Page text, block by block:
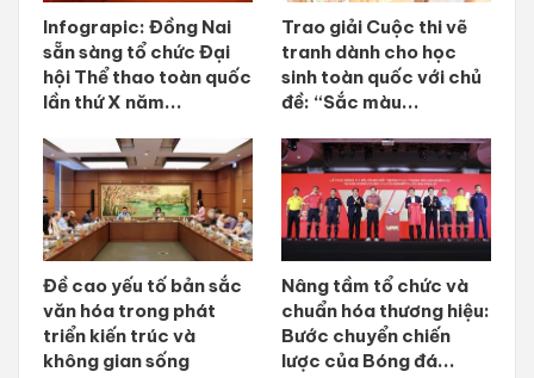
Infograpic: Đồng Nai
sẵn sàng tổ chức Đại
hội Thể thao toàn quốc
lần thứ X năm...
Trao giải Cuộc thi vẽ
tranh dành cho học
sinh toàn quốc với chủ
đề: “Sắc màu...
Đề cao yếu tố bản sắc
văn hóa trong phát
triển kiến trúc và
không gian sống
Nâng tầm tổ chức và
chuẩn hóa thương hiệu:
Bước chuyển chiến
lược của Bóng đá...